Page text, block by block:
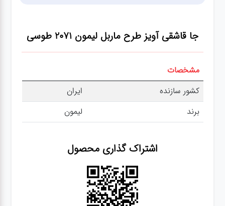
جا قاشقی آویز طرح ماربل لیمون 2071 طوسی
مشخصات
کشور سازنده
ایران
برند
لیمون
اشتراک گذاری محصول